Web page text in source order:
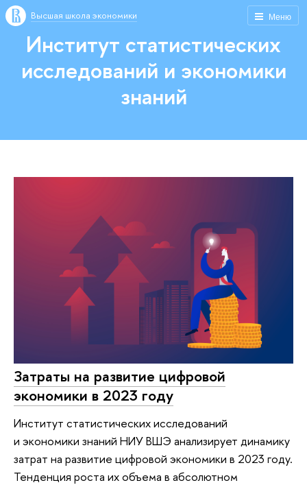
Меню
Высшая школа экономики
Институт статистических
исследований и экономики
знаний
Затраты на развитие цифровой
экономики в 2023 году
Институт статистических исследований
и экономики знаний НИУ ВШЭ анализирует динамику
затрат на развитие цифровой экономики в 2023 году.
Тенденция роста их объема в абсолютном